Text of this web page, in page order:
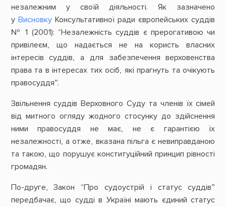
незалежним у своїй діяльності. Як зазначено
у ВисновкуКонсультативної ради європейських суддів
№ 1 (2001): “Незалежність суддів є прерогативою чи
привілеєм, що надається не на користь власних
інтересів суддів, а для забезпечення верховенства
права та в інтересах тих осіб, які прагнуть та очікують
правосуддя”.
Звільнення суддів Верховного Суду та членів їх сімей
від митного огляду жодного стосунку до здійснення
ними правосуддя не має, не є гарантією їх
незалежності, а отже, вказана пільга є невиправданою
та такою, що порушує конституційний принцип рівності
громадян.
По-друге, Закон “Про судоустрій і статус суддів”
передбачає, що судді в Україні мають єдиний статус